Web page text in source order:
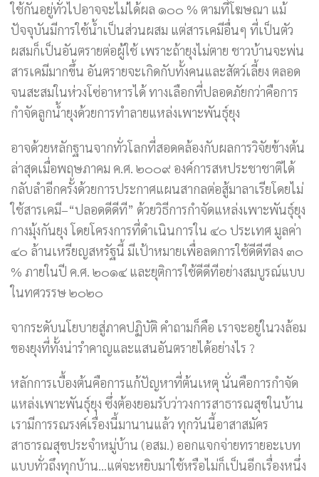
ใช้กันอยู่ทั่วไปอาจจะไม่ได้ผล ๑๐๐ % ตามที่โฆษณา แม้
ปัจจุบันมีการใช้น้ำเป็นส่วนผสม แต่สารเคมีอื่นๆ ที่เป็นตัว
ผสมก็เป็นอันตรายต่อผู้ใช้ เพราะถ้ายุงไม่ตาย ชาวบ้านจะพ่น
สารเคมีมากขึ้น อันตรายจะเกิดกับทั้งคนและสัตว์เลี้ยง ตลอด
จนสะสมในห่วงโซ่อาหารได้ ทางเลือกที่ปลอดภัยกว่าคือการ
กำจัดลูกน้ำยุงด้วยการทำลายแหล่งเพาะพันธุ์ยุง
อาจด้วยหลักฐานจากทั่วโลกที่สอดคล้องกับผลการวิจัยข้างต้น
ล่าสุดเมื่อพฤษภาคม ค.ศ. ๒๐๐๙ องค์การสหประชาชาติได้
กลับลำอีกครั้งด้วยการประกาศแผนสากลต่อสู้มาลาเรียโดยไม่
ใช้สารเคมี–“ปลอดดีดีที” ด้วยวิธีการกำจัดแหล่งเพาะพันธุ์ยุง
กางมุ้งกันยุง โดยโครงการที่ดำเนินการใน ๔๐ ประเทศ มูลค่า
๔๐ ล้านเหรียญสหรัฐนี้ มีเป้าหมายเพื่อลดการใช้ดีดีทีลง ๓๐
% ภายในปี ค.ศ. ๒๐๑๔ และยุติการใช้ดีดีทีอย่างสมบูรณ์แบบ
ในทศวรรษ ๒๐๒๐
จากระดับนโยบายสู่ภาคปฏิบัติ คำถามก็คือ เราจะอยู่ในวงล้อม
ของยุงที่ทั้งน่ารำคาญและแสนอันตรายได้อย่างไร ?
หลักการเบื้องต้นคือการแก้ปัญหาที่ต้นเหตุ นั่นคือการกำจัด
แหล่งเพาะพันธุ์ยุง ซึ่งต้องยอมรับว่าวงการสาธารณสุขในบ้าน
เรามีการรณรงค์เรื่องนี้มานานแล้ว ทุกวันนี้อาสาสมัคร
สาธารณสุขประจำหมู่บ้าน (อสม.) ออกแจกจ่ายทรายอะเบท
แบบทั่วถึงทุกบ้าน…แต่จะหยิบมาใช้หรือไม่ก็เป็นอีกเรื่องหนึ่ง